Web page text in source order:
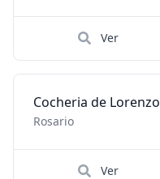
Ver
Cocheria de Lorenzo
Rosario
Ver